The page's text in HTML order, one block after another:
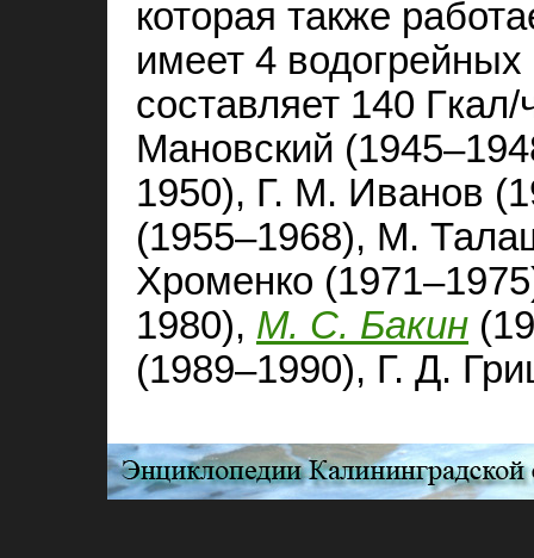
которая также
имеет 4
составляет 140
Мановский
1950), Г. М. Иванов
(1955–1968), М.
Хроменко
1980), М. С. Бакин
(1989–1990), Г. Д.